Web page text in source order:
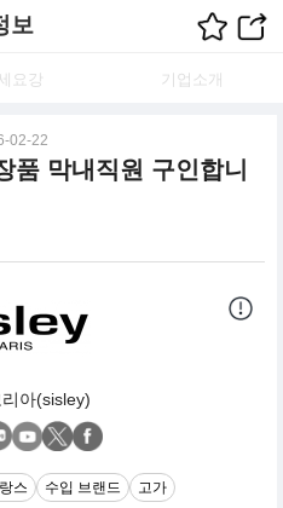
보
요강 기업소개
02-22
품 막내직원 구인합니
아(sisley)
스 수입 브랜드 고가